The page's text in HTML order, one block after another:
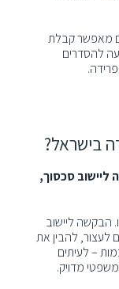
מאפשר קבלת
להסדרים
בישראל?
ליישוב סכסוך,
הבקשה ליישוב
לעצור, להבין את
– לעיתים
מדויק.